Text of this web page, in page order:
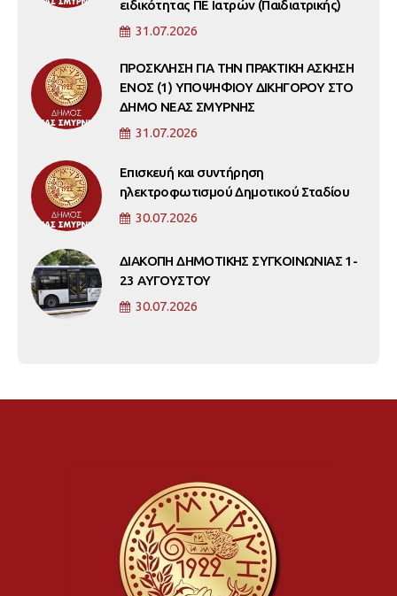
ειδικότητας ΠΕ Ιατρών (Παιδιατρικής)
31.07.2026
ΠΡΟΣΚΛΗΣΗ ΓΙΑ ΤΗΝ ΠΡΑΚΤΙΚΗ ΑΣΚΗΣΗ
ΕΝΟΣ (1) ΥΠΟΨΗΦΙΟΥ ΔΙΚΗΓΟΡΟΥ ΣΤΟ
ΔΗΜΟ ΝΕΑΣ ΣΜΥΡΝΗΣ
31.07.2026
Επισκευή και συντήρηση
ηλεκτροφωτισμού Δημοτικού Σταδίου
30.07.2026
ΔΙΑΚΟΠΗ ΔΗΜΟΤΙΚΗΣ ΣΥΓΚΟΙΝΩΝΙΑΣ 1-
23 ΑΥΓΟΥΣΤΟΥ
30.07.2026